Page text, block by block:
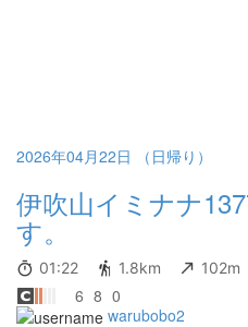
2026年04月22日 （日帰り）
伊吹山イミナナ
す。
01:22 1.8km 102m
6 8 0
warubobo2